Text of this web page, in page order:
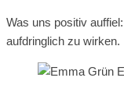
Was uns positiv
aufdringlich zu wirken.